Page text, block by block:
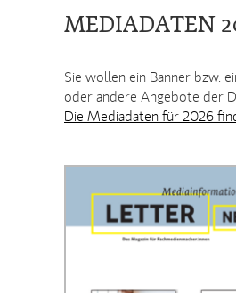
MEDIADATEN
Sie wollen ein Banner bzw.
oder andere Angebote der
Die Mediadaten für 2026